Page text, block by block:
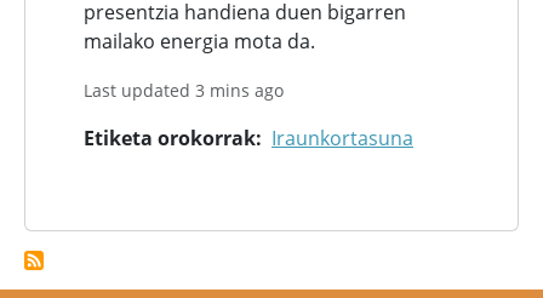
presentzia handiena duen bigarren
mailako energia mota da.
Last updated 3 mins ago
Etiketa orokorrak Iraunkortasuna